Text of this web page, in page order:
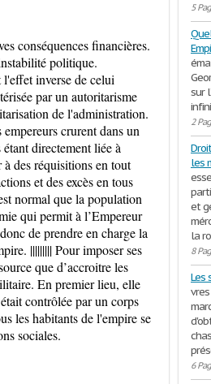
conséquences financières.
politique.
inverse de celui
par un autoritarisme
de l'administration.
crurent dans un
directement liée à
des réquisitions en tout
et des excès en tous
normal que la population
qui permit à l’Empereur
de prendre en charge la
||||||||| Pour imposer ses
que d’accroitre les
En premier lieu, elle
contrôlée par un corps
les habitants de l'empire se
sociales.
5
sur
2
les
et
la
8
Les
6